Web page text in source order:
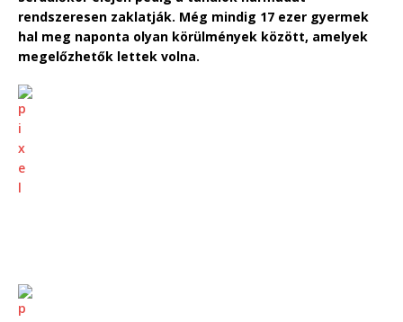
rendszeresen zaklatják. Még mindig 17 ezer gyermek
hal meg naponta olyan körülmények között, amelyek
megelőzhetők lettek volna.